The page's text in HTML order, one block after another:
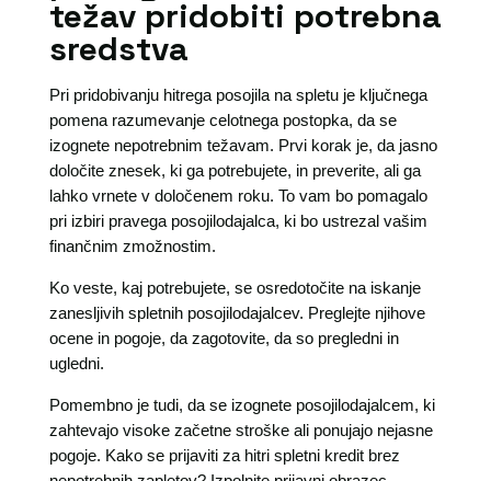
težav pridobiti potrebna
sredstva
Pri pridobivanju hitrega posojila na spletu je ključnega
pomena razumevanje celotnega postopka, da se
izognete nepotrebnim težavam. Prvi korak je, da jasno
določite znesek, ki ga potrebujete, in preverite, ali ga
lahko vrnete v določenem roku. To vam bo pomagalo
pri izbiri pravega posojilodajalca, ki bo ustrezal vašim
finančnim zmožnostim.
Ko veste, kaj potrebujete, se osredotočite na iskanje
zanesljivih spletnih posojilodajalcev. Preglejte njihove
ocene in pogoje, da zagotovite, da so pregledni in
ugledni.
Pomembno je tudi, da se izognete posojilodajalcem, ki
zahtevajo visoke začetne stroške ali ponujajo nejasne
pogoje. Kako se prijaviti za hitri spletni kredit brez